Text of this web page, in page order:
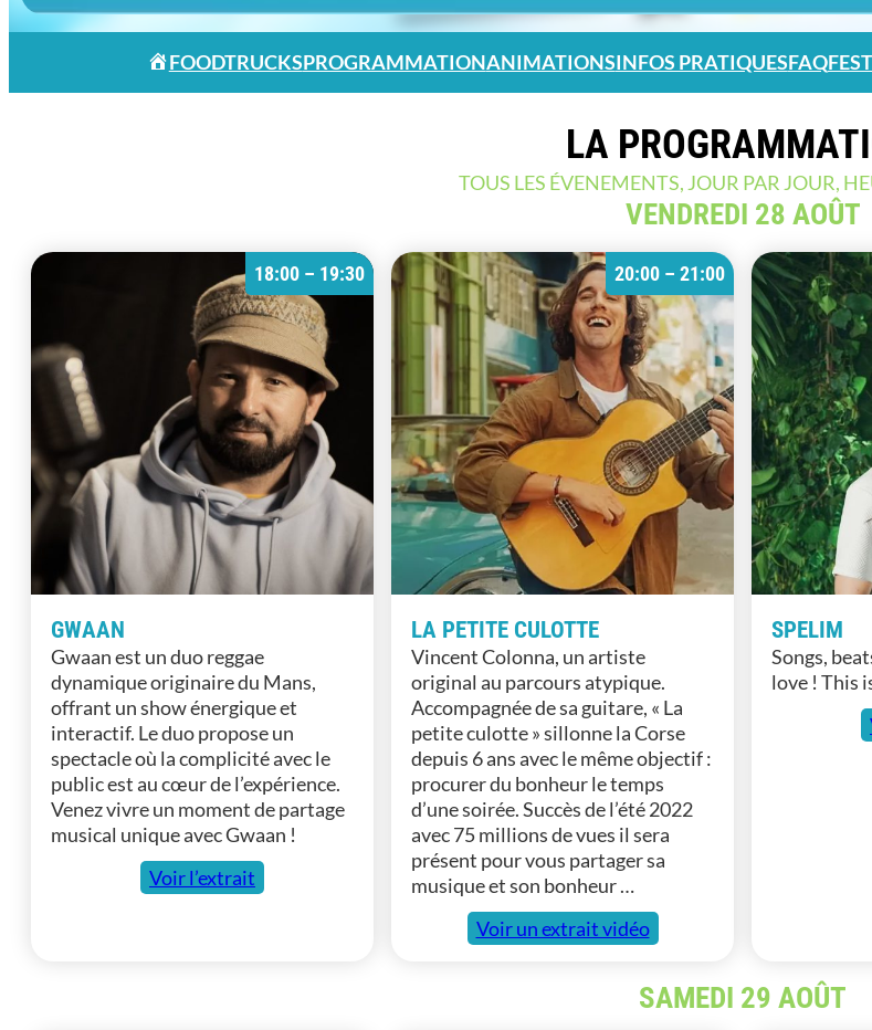
FOODTRUCKSPROGRAMMATIONANIMATIONSINFOS PRATIQUESFAQ
LA
TOUS LES ÉVENEMENTS, JOUR PAR JOUR,
VENDREDI 28 AOÛT
18:00 – 19:30
GWAAN
Gwaan est un duo reggae
dynamique originaire du Mans,
offrant un show énergique et
interactif. Le duo propose un
spectacle où la complicité avec le
public est au cœur de l’expérience.
Venez vivre un moment de partage
musical unique avec Gwaan !
Voir l’extrait
20:00 – 21:00
LA PETITE CULOTTE
Vincent Colonna, un artiste
original au parcours atypique.
Accompagnée de sa guitare, « La
petite culotte » sillonne la Corse
depuis 6 ans avec le même objectif :
procurer du bonheur le temps
d’une soirée. Succès de l’été 2022
avec 75 millions de vues il sera
présent pour vous partager sa
musique et son bonheur …
Voir un extrait vidéo
SPELIM
Songs,
love ! This
SAMEDI 29 AOÛT